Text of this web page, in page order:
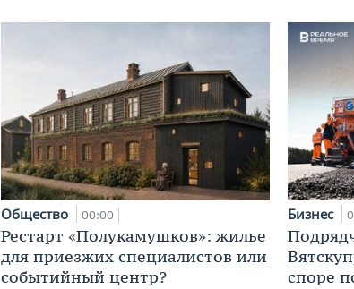
Общество 00:00
Рестарт «Полукамушков»: жилье
для приезжих специалистов или
событийный центр?
Бизнес
споре